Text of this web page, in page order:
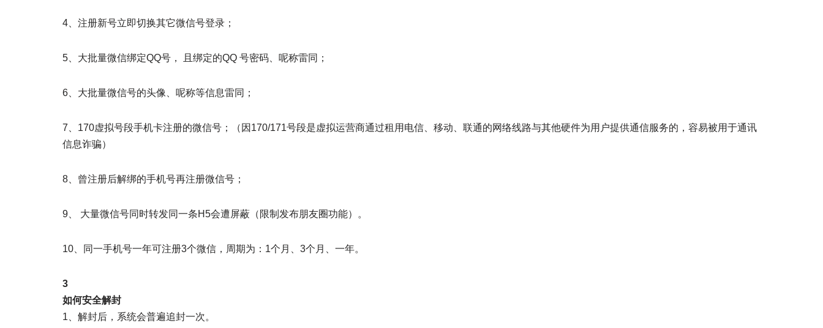
4、注册新号立即切换其它微信号登录；
5、大批量微信绑定QQ号， 且绑定的QQ 号密码、呢称雷同；
6、大批量微信号的头像、呢称等信息雷同；
7、170虚拟号段手机卡注册的微信号；（因170/171号段是虚拟运营商通过租用电信、移动、联通的网络线路与其他硬件为用户提供通信服务的，容易被用于通讯
信息诈骗）
8、曾注册后解绑的手机号再注册微信号；
9、 大量微信号同时转发同一条H5会遭屏蔽（限制发布朋友圈功能）。
10、同一手机号一年可注册3个微信，周期为：1个月、3个月、一年。
3
如何安全解封
1、解封后，系统会普遍追封一次。